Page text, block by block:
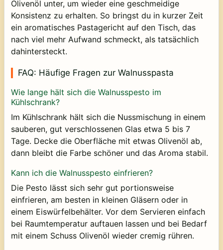
Olivenöl unter, um wieder eine geschmeidige
Konsistenz zu erhalten. So bringst du in kurzer Zeit
ein aromatisches Pastagericht auf den Tisch, das
nach viel mehr Aufwand schmeckt, als tatsächlich
dahintersteckt.
FAQ: Häufige Fragen zur Walnusspasta
Wie lange hält sich die Walnusspesto im
Kühlschrank?
Im Kühlschrank hält sich die Nussmischung in einem
sauberen, gut verschlossenen Glas etwa 5 bis 7
Tage. Decke die Oberfläche mit etwas Olivenöl ab,
dann bleibt die Farbe schöner und das Aroma stabil.
Kann ich die Walnusspesto einfrieren?
Die Pesto lässt sich sehr gut portionsweise
einfrieren, am besten in kleinen Gläsern oder in
einem Eiswürfelbehälter. Vor dem Servieren einfach
bei Raumtemperatur auftauen lassen und bei Bedarf
mit einem Schuss Olivenöl wieder cremig rühren.